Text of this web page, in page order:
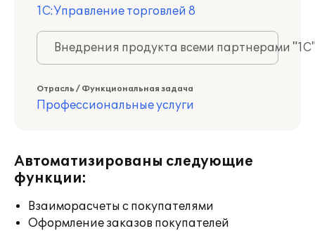
1С:Управление торговлей 8
Внедрения продукта всеми партнерами
Отрасль / Функциональная задача
Профессиональные услуги
Автоматизированы следующие
функции:
Взаиморасчеты с покупателями
Оформление заказов покупателей